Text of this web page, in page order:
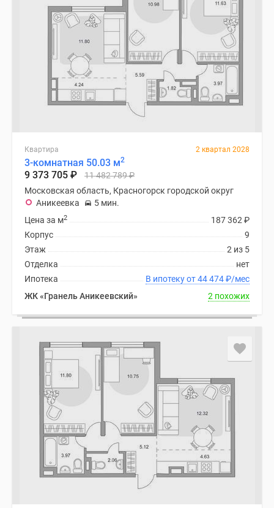
Квартира 2 квартал 2028
3-комнатная 50.03 м2
9 373 705 ₽ 11 482 789₽
Московская область, Красногорск городской округ
Аникеевка
5 мин.
187 362 ₽
Цена за м2
9
Корпус
2 из 5
Этаж
нет
Отделка
В ипотеку от 44 474₽/мес
Ипотека
ЖК «Гранель Аникеевский»
2 похожих